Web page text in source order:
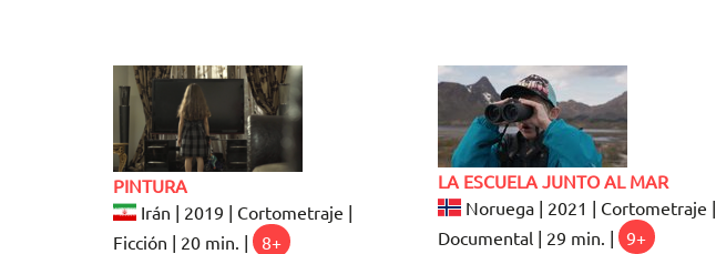
PINTURA
Irán | 2019 | Cortometraje |
Ficción | 20 min. |
8+
LA ESCUELA JUNTO AL MAR
Noruega | 2021 | Cortometraje |
Documental | 29 min. |
9+